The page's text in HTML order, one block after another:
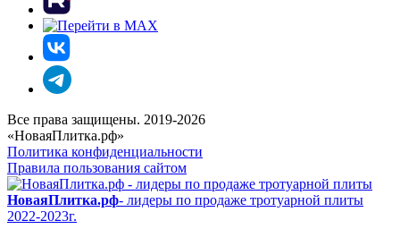
Все права защищены. 2019-2026
«НоваяПлитка.рф»
Политика конфиденциальности
Правила пользования сайтом
НоваяПлитка.рф- лидеры по продаже тротуарной плиты
2022-2023г.